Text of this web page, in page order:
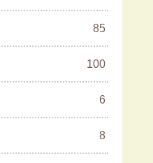
85
100
6
8